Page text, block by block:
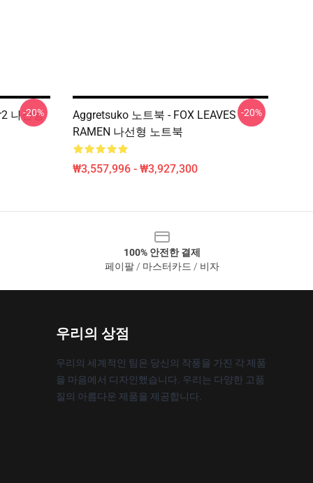
나선형
-20%
Aggretsuko 노트북 - FOX LEAVES
RAMEN 나선형 노트북
₩3,557,996 - ₩3,927,300
-20%
100% 안전한 결제
페이팔 / 마스터카드 / 비자
우리의 상점
우리의 세계적인 팀은 당신의 작풍을 가진 각 제품
을 마음에서 디자인했습니다. 우리는 다양한 고품
질의 아름다운 제품을 제공합니다.